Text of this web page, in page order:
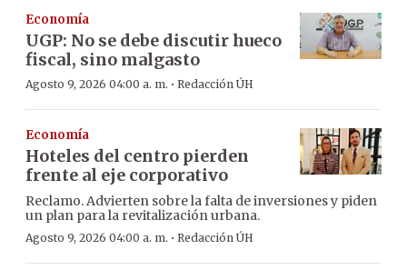
Economía
UGP: No se debe discutir hueco
fiscal, sino malgasto
Agosto 9, 2026 04:00 a. m. · Redacción ÚH
Economía
Hoteles del centro pierden
frente al eje corporativo
Reclamo. Advierten sobre la falta de inversiones y piden
un plan para la revitalización urbana.
Agosto 9, 2026 04:00 a. m. · Redacción ÚH